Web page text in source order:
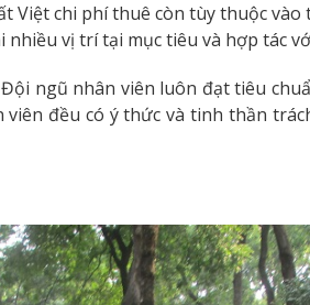
chi phí thuê còn tùy thuộc
vị trí tại mục tiêu và hợp tác
Đội ngũ nhân viên luôn đạt tiêu
đều có ý thức và tinh thần